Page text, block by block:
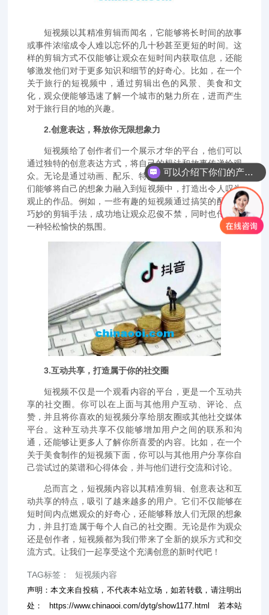
短视频以其精准剪辑而闻名，它能够将长时间的故事
或事件浓缩成令人难以忘怀的几十秒甚至更短的时间。这
样的剪辑方式不仅能够让观众在短时间内获取信息，还能
够激发他们对于更多知识和细节的好奇心。比如，在一个
关于旅行的短视频中，通过剪辑出色的风景、美食和文
化，观众便能够迅速了解一个城市的魅力所在，进而产生
对于旅行目的地的兴趣。
2.创意表达，释放你无限想象力
短视频给了创作者们一个展示才华的平台，他们可以
通过独特的创意表达方式，将自己的想法和故事传递给观
众。无论是通过动画、配乐、特效还是剪辑手法，创作者
们能够将自己的想象力融入到短视频中，打造出令人叹为
观止的作品。例如，一些有趣的短视频通过搞笑的配乐和
巧妙的剪辑手法，成功地让观众忍俊不禁，同时也传达了
一种轻松愉快的氛围。
3.互动共享，打造属于你的社交圈
短视频不仅是一个观看内容的平台，更是一个互动共
享的社交圈。你可以在上面与其他用户互动、评论、点
赞，并且将你喜欢的短视频分享给朋友圈或其他社交媒体
平台。这种互动共享不仅能够增加用户之间的联系和沟
通，还能够让更多人了解你所喜爱的内容。比如，在一个
关于美食制作的短视频下面，你可以与其他用户分享你自
己尝试过的菜谱和心得体会，并与他们进行交流和讨论。
总而言之，短视频内容以其精准剪辑、创意表达和互
动共享的特点，吸引了越来越多的用户。它们不仅能够在
短时间内点燃观众的好奇心，还能够释放人们无限的想象
力，并且打造属于每个人自己的社交圈。无论是作为观众
还是创作者，短视频都为我们带来了全新的娱乐方式和交
流方式。让我们一起享受这个充满创意的新时代吧！
TAG标签： 短视频内容
声明：本文来自投稿，不代表本站立场，如若转载，请注明出
处：
https://www.chinaooi.com/dytg/show1177.html 若本站
可以介绍下你们的产品么？